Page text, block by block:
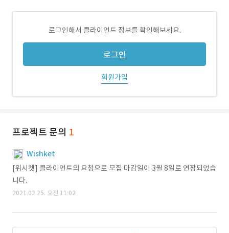
로그인해서 클라이언트 정보를 확인해보세요.
로그인
회원가입
프로젝트 문의 1
Wishket
[위시켓] 클라이언트의 요청으로 모집 마감일이 3월 8일로 연장되었습
니다.
2021.02.25. 오전 11:02